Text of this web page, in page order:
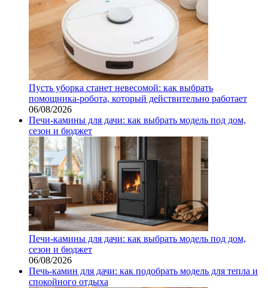
Пусть уборка станет невесомой: как выбрать
помощника‑робота, который действительно работает
06/08/2026
Печи-камины для дачи: как выбрать модель под дом,
сезон и бюджет
Печи-камины для дачи: как выбрать модель под дом,
сезон и бюджет
06/08/2026
Печь-камин для дачи: как подобрать модель для тепла и
спокойного отдыха